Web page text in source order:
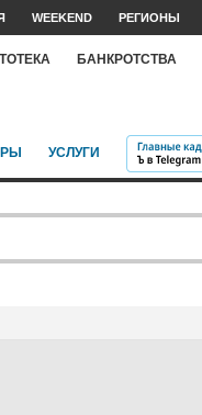
WEEKEND РЕГИОНЫ
БАНКРОТСТВА
УСЛУГИ